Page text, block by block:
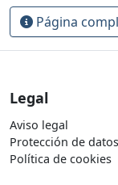
Página
Legal
Aviso legal
Protección de datos
Política de cookies